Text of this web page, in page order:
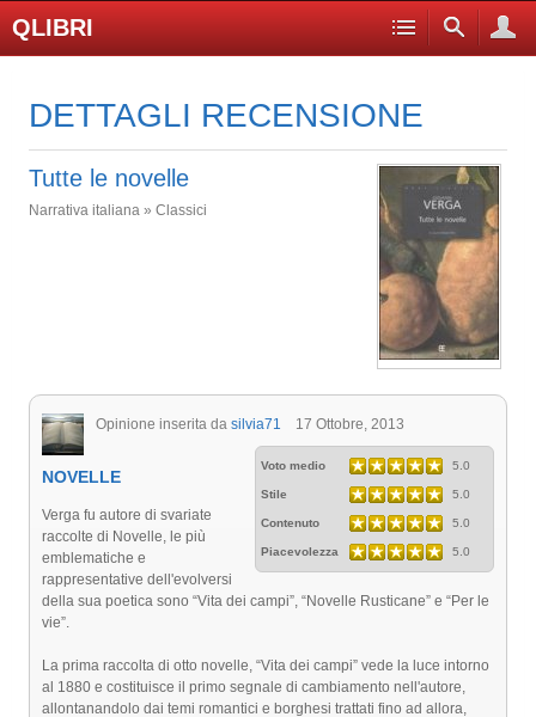
QLIBRI
DETTAGLI RECENSIONE
Tutte le novelle
Narrativa italiana » Classici
Opinione inserita da silvia71 17 Ottobre, 2013
Voto medio 5.0
Stile 5.0
Contenuto 5.0
Piacevolezza 5.0
NOVELLE
Verga fu autore di svariate
raccolte di Novelle, le più
emblematiche e
rappresentative dell'evolversi
della sua poetica sono “Vita dei campi”, “Novelle Rusticane” e “Per le
vie”.
La prima raccolta di otto novelle, “Vita dei campi” vede la luce intorno
al 1880 e costituisce il primo segnale di cambiamento nell'autore,
allontanandolo dai temi romantici e borghesi trattati fino ad allora,